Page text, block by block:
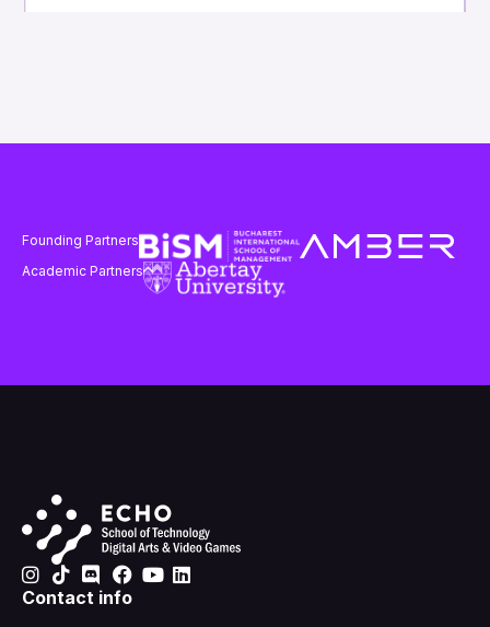
Founding Partners
Academic Partners
Contact info